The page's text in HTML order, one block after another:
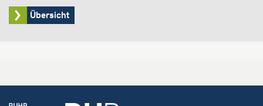
Übersicht